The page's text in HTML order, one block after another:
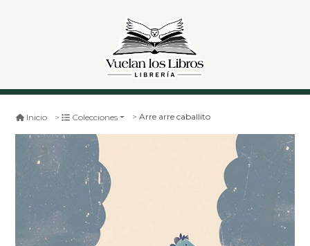
Inicio Colecciones Arre arre caballito